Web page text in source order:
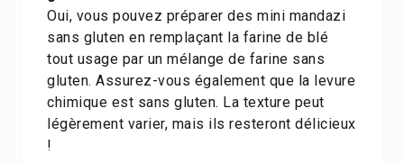
Oui, vous pouvez préparer des mini mandazi
sans gluten en remplaçant la farine de blé
tout usage par un mélange de farine sans
gluten. Assurez-vous également que la levure
chimique est sans gluten. La texture peut
légèrement varier, mais ils resteront délicieux
!